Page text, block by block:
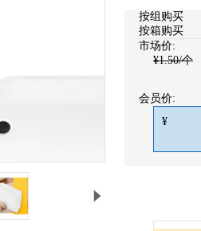
按组 购买
按箱购买
市场价:
¥1.50/个
会员价:
¥